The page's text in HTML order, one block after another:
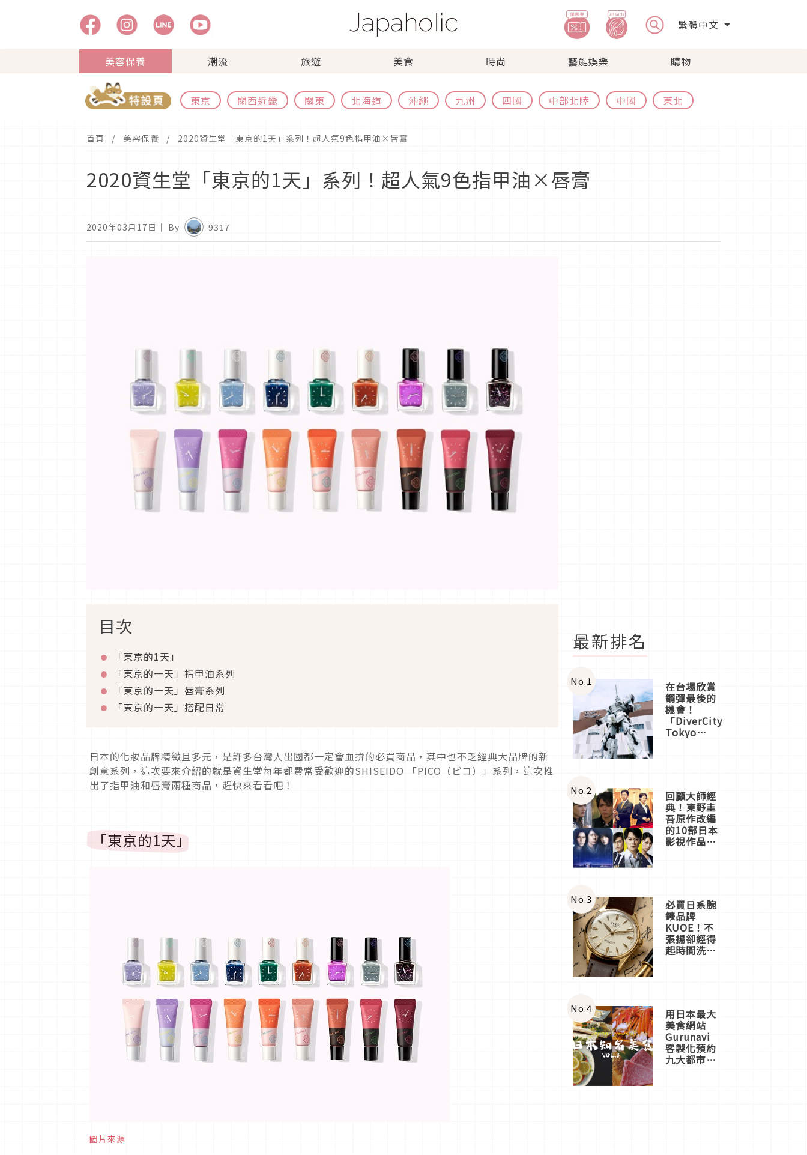
繁體中文
美容保養 潮流 旅遊 美食 時尚 藝能娛樂 購物
東京 關西近畿 關東 北海道 沖繩 九州 四國 中部北陸 中國 東北
首頁 美容保養 2020資生堂「東京的1天」系列！超人氣9色指甲油×唇膏
2020資生堂「東京的1天」系列！超人氣9色指甲油×唇膏
2020年03月17日 ｜ By 9317
目次
「東京的1天」
「東京的一天」指甲油系列
「東京的一天」唇膏系列
「東京的一天」搭配日常
日本的化妝品牌精緻且多元，是許多台灣人出國都一定會血拚的必買商品，其中也不乏經典大品牌的新
創意系列，這次要來介紹的就是資生堂每年都費常受歡迎的SHISEIDO 「PICO（ピコ）」系列，這次推
出了指甲油和唇膏兩種商品，趕快來看看吧！
「東京的1天」
圖片來源
最新排名
No.1 在台場欣賞
鋼彈最後的
機會！
「DiverCity
Tokyo
體驗
No.2 回顧大師經
典！東野圭
吾原作改編
的10部日本
影視作品推
No.3 必買日系腕
錶品牌
KUOE！不
張揚卻經得
起時間洗鍊
No.4 用日本最大
美食網站
Gurunavi
客製化預約
九大都市餐